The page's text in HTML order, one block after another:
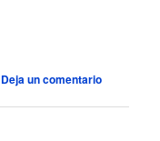
Deja un comentario